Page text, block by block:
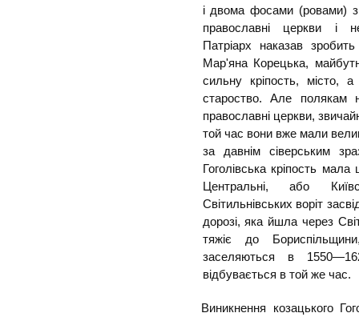
і двома фосами (ровами)
православні церкви і
Патріарх наказав
Мар'яна Корецька,
сильну кріпость, місто,
староство. Але полякам
православні церкви,
той час вони вже мали
за давнім сіверським
Гоголівська кріпость
Центральні, або
Світильнівських воріт
дорозі, яка йшла через
тяжіє до
заселяються в
відбувається в той же час.
Виникнення козацького